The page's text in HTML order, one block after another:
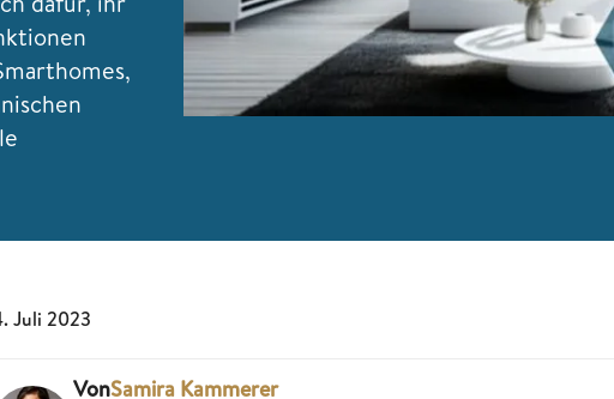
Juli 2023
VonSamira Kammerer